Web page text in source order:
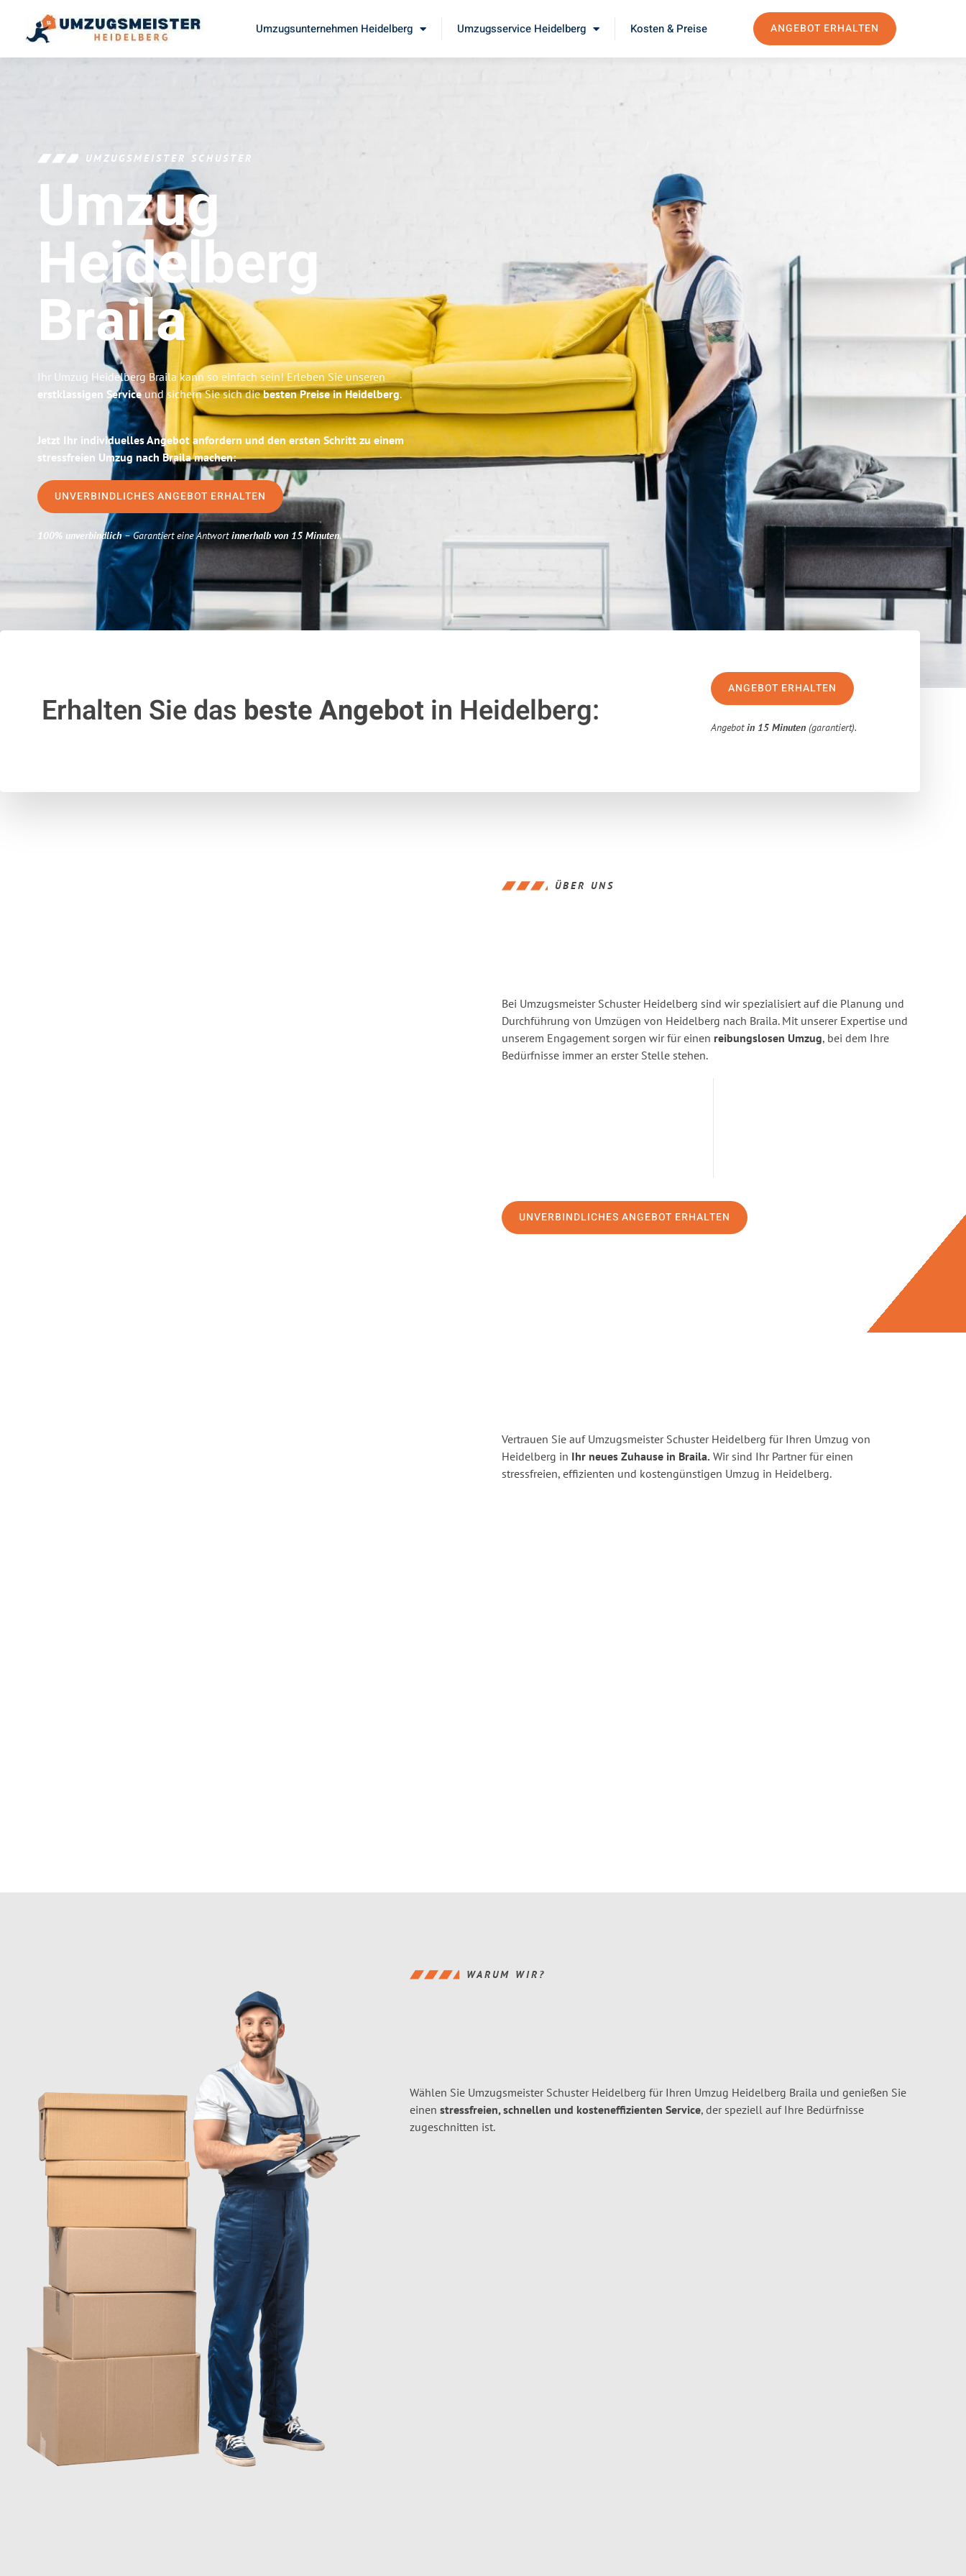
Umzugsunternehmen Heidelberg Umzugsservice Heidelberg Kosten & Preise ANGEBOT ERHALTEN
UMZUGSMEISTER SCHUSTER
Umzug
Heidelberg
Braila
Ihr Umzug Heidelberg Braila kann so einfach sein! Erleben Sie unseren
erstklassigen Serviceund sichern Sie sich diebesten Preise in Heidelberg.
Jetzt Ihr individuelles Angebot anfordern und den ersten Schritt zu einem
stressfreien Umzug nach Braila machen:
UNVERBINDLICHES ANGEBOT ERHALTEN
100% unverbindlich– Garantiert eine Antwortinnerhalb von 15 Minuten.
Erhalten Sie das beste Angebotin Heidelberg:
ANGEBOT ERHALTEN
Angebotin 15 Minuten (garantiert).
ÜBER UNS
Bei Umzugsmeister Schuster Heidelberg sind wir spezialisiert auf die Planung und
Durchführung von Umzügen von Heidelberg nach Braila. Mit unserer Expertise und
unserem Engagement sorgen wir für einen reibungslosen Umzug, bei dem Ihre
Bedürfnisse immer an erster Stelle stehen.
UNVERBINDLICHES ANGEBOT ERHALTEN
Vertrauen Sie auf Umzugsmeister Schuster Heidelberg für Ihren Umzug von
Heidelberg in Ihr neues Zuhause in Braila. Wir sind Ihr Partner für einen
stressfreien, effizienten und kostengünstigen Umzug in Heidelberg.
WARUM WIR?
Wählen Sie Umzugsmeister Schuster Heidelberg für Ihren Umzug Heidelberg Braila und genießen Sie
einen stressfreien, schnellen und kosteneffizienten Service, der speziell auf Ihre Bedürfnisse
zugeschnitten ist.